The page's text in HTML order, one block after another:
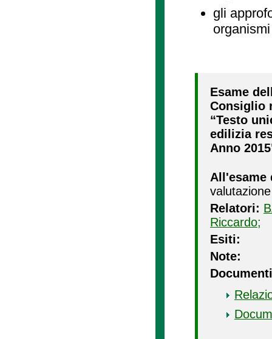
gli
Esame
Consiglio
“Testo
edilizia
Anno
All'esame
valutazione
Relatori:
Riccardo;
Esiti:
Note: